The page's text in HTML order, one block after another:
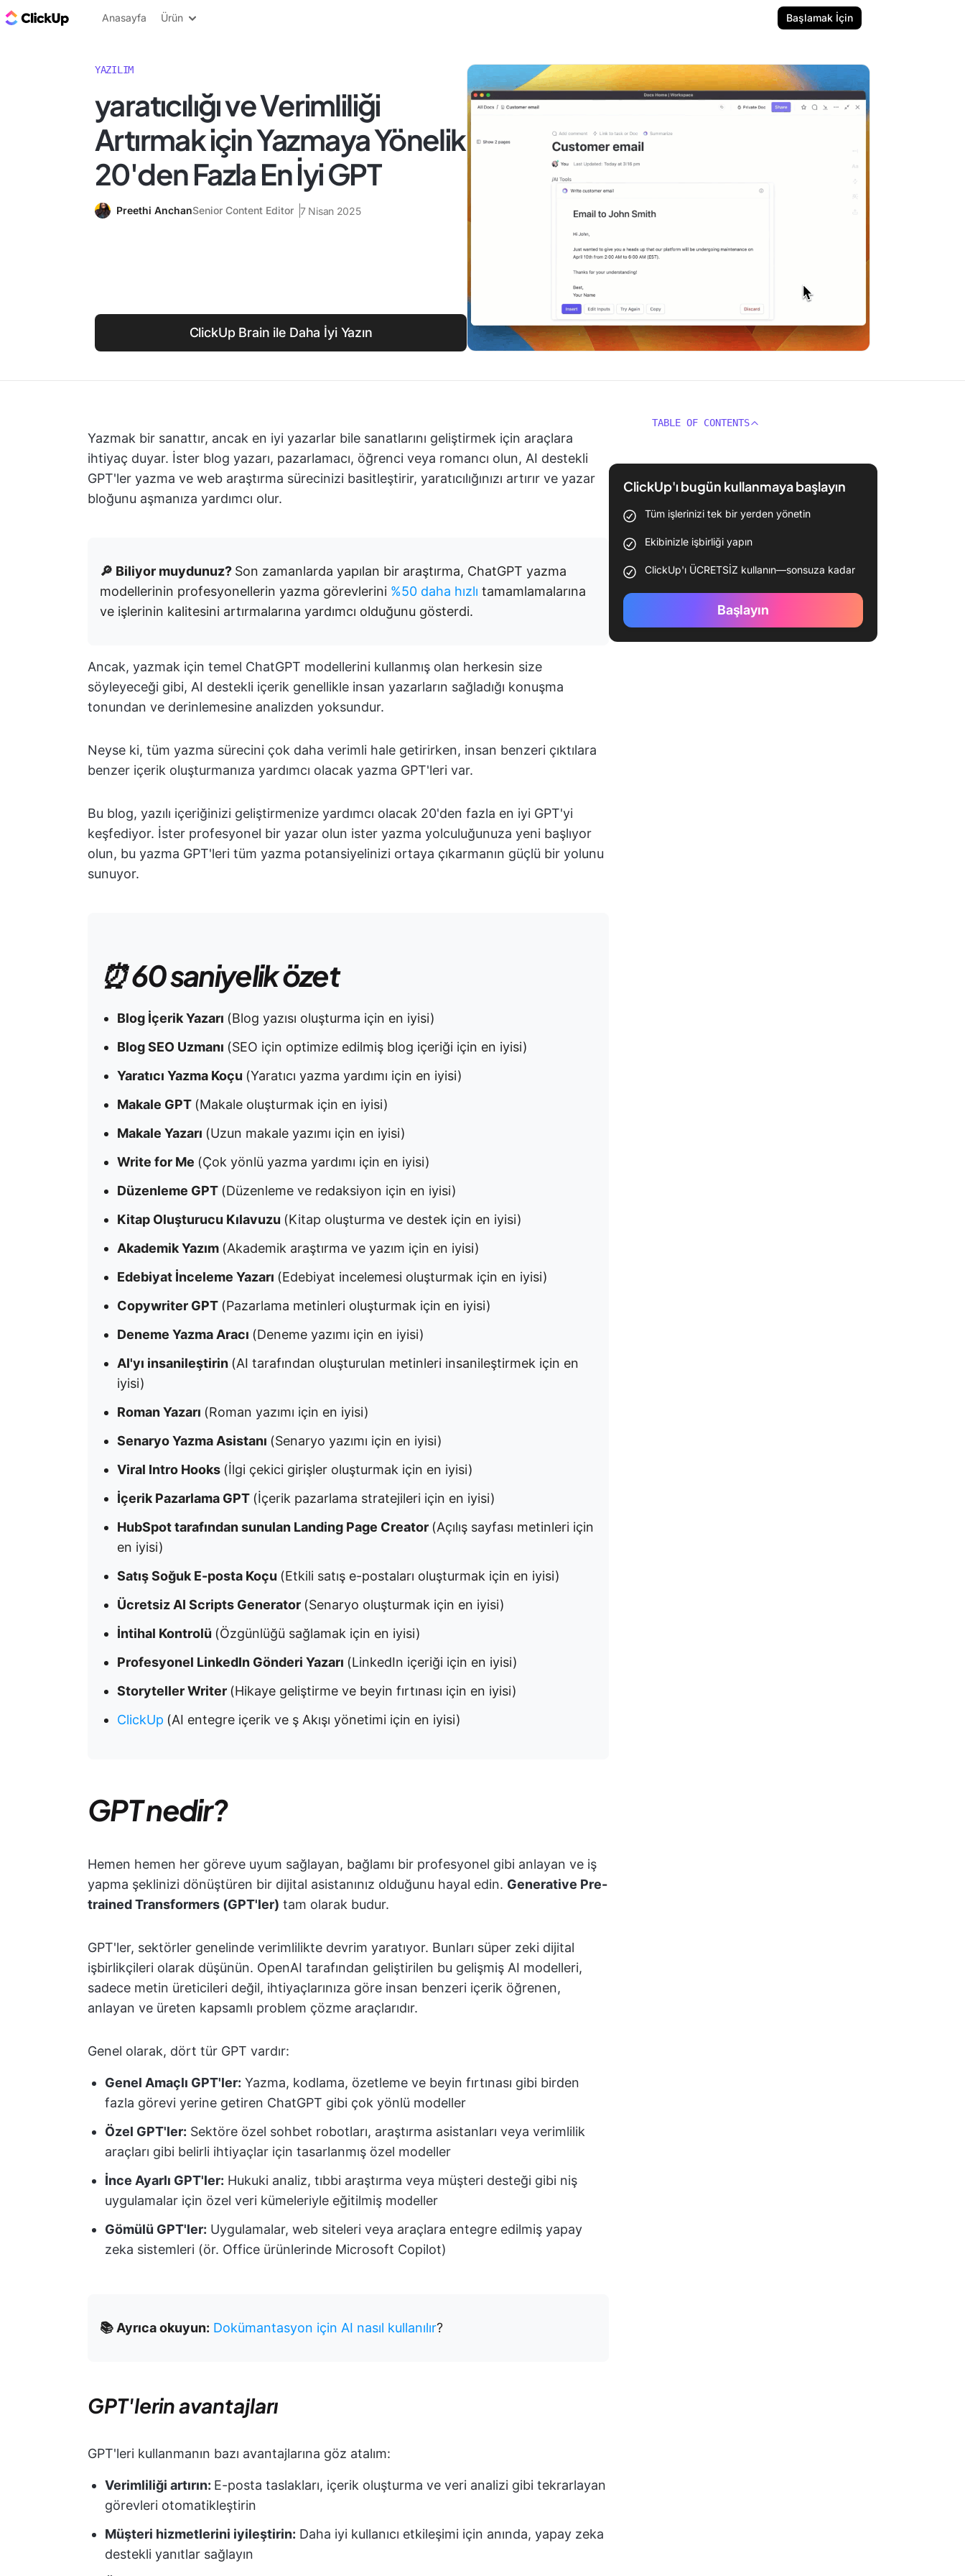
ClickUp Blog
Anasayfa Ürün Başlamak İçin
YAZILIM
yaratıcılığı ve Verimliliği
Artırmak için Yazmaya Yönelik
20'den Fazla En İyi GPT
Preethi AnchanSenior Content Editor 7 Nisan 2025
ClickUp Brain ile Daha İyi Yazın
Yazmak bir sanattır, ancak en iyi yazarlar bile sanatlarını geliştirmek için araçlara
ihtiyaç duyar. İster blog yazarı, pazarlamacı, öğrenci veya romancı olun, AI destekli
GPT'ler yazma ve web araştırma sürecinizi basitleştirir, yaratıcılığınızı artırır ve yazar
bloğunu aşmanıza yardımcı olur.
🔎 Biliyor muydunuz? Son zamanlarda yapılan bir araştırma, ChatGPT yazma
modellerinin profesyonellerin yazma görevlerini %50 daha hızlı tamamlamalarına
ve işlerinin kalitesini artırmalarına yardımcı olduğunu gösterdi.
Ancak, yazmak için temel ChatGPT modellerini kullanmış olan herkesin size
söyleyeceği gibi, AI destekli içerik genellikle insan yazarların sağladığı konuşma
tonundan ve derinlemesine analizden yoksundur.
Neyse ki, tüm yazma sürecini çok daha verimli hale getirirken, insan benzeri çıktılara
benzer içerik oluşturmanıza yardımcı olacak yazma GPT'leri var.
Bu blog, yazılı içeriğinizi geliştirmenize yardımcı olacak 20'den fazla en iyi GPT'yi
keşfediyor. İster profesyonel bir yazar olun ister yazma yolculuğunuza yeni başlıyor
olun, bu yazma GPT'leri tüm yazma potansiyelinizi ortaya çıkarmanın güçlü bir yolunu
sunuyor.
⏰ 60 saniyelik özet
Blog İçerik Yazarı (Blog yazısı oluşturma için en iyisi)
Blog SEO Uzmanı (SEO için optimize edilmiş blog içeriği için en iyisi)
Yaratıcı Yazma Koçu (Yaratıcı yazma yardımı için en iyisi)
Makale GPT (Makale oluşturmak için en iyisi)
Makale Yazarı (Uzun makale yazımı için en iyisi)
Write for Me (Çok yönlü yazma yardımı için en iyisi)
Düzenleme GPT (Düzenleme ve redaksiyon için en iyisi)
Kitap Oluşturucu Kılavuzu (Kitap oluşturma ve destek için en iyisi)
Akademik Yazım (Akademik araştırma ve yazım için en iyisi)
Edebiyat İnceleme Yazarı (Edebiyat incelemesi oluşturmak için en iyisi)
Copywriter GPT (Pazarlama metinleri oluşturmak için en iyisi)
Deneme Yazma Aracı (Deneme yazımı için en iyisi)
AI'yı insanileştirin (AI tarafından oluşturulan metinleri insanileştirmek için en
iyisi)
Roman Yazarı (Roman yazımı için en iyisi)
Senaryo Yazma Asistanı (Senaryo yazımı için en iyisi)
Viral Intro Hooks (İlgi çekici girişler oluşturmak için en iyisi)
İçerik Pazarlama GPT (İçerik pazarlama stratejileri için en iyisi)
HubSpot tarafından sunulan Landing Page Creator (Açılış sayfası metinleri için
en iyisi)
Satış Soğuk E-posta Koçu (Etkili satış e-postaları oluşturmak için en iyisi)
Ücretsiz AI Scripts Generator (Senaryo oluşturmak için en iyisi)
İntihal Kontrolü (Özgünlüğü sağlamak için en iyisi)
Profesyonel LinkedIn Gönderi Yazarı (LinkedIn içeriği için en iyisi)
Storyteller Writer (Hikaye geliştirme ve beyin fırtınası için en iyisi)
ClickUp (AI entegre içerik ve ş Akışı yönetimi için en iyisi)
GPT nedir?
Hemen hemen her göreve uyum sağlayan, bağlamı bir profesyonel gibi anlayan ve iş
yapma şeklinizi dönüştüren bir dijital asistanınız olduğunu hayal edin. Generative Pre-
trained Transformers (GPT'ler) tam olarak budur.
GPT'ler, sektörler genelinde verimlilikte devrim yaratıyor. Bunları süper zeki dijital
işbirlikçileri olarak düşünün. OpenAI tarafından geliştirilen bu gelişmiş AI modelleri,
sadece metin üreticileri değil, ihtiyaçlarınıza göre insan benzeri içerik öğrenen,
anlayan ve üreten kapsamlı problem çözme araçlarıdır.
Genel olarak, dört tür GPT vardır:
Genel Amaçlı GPT'ler: Yazma, kodlama, özetleme ve beyin fırtınası gibi birden
fazla görevi yerine getiren ChatGPT gibi çok yönlü modeller
Özel GPT'ler: Sektöre özel sohbet robotları, araştırma asistanları veya verimlilik
araçları gibi belirli ihtiyaçlar için tasarlanmış özel modeller
İnce Ayarlı GPT'ler: Hukuki analiz, tıbbi araştırma veya müşteri desteği gibi niş
uygulamalar için özel veri kümeleriyle eğitilmiş modeller
Gömülü GPT'ler: Uygulamalar, web siteleri veya araçlara entegre edilmiş yapay
zeka sistemleri (ör. Office ürünlerinde Microsoft Copilot)
📚 Ayrıca okuyun: Dokümantasyon için AI nasıl kullanılır?
GPT'lerin avantajları
GPT'leri kullanmanın bazı avantajlarına göz atalım:
Verimliliği artırın: E-posta taslakları, içerik oluşturma ve veri analizi gibi tekrarlayan
görevleri otomatikleştirin
Müşteri hizmetlerini iyileştirin: Daha iyi kullanıcı etkileşimi için anında, yapay zeka
destekli yanıtlar sağlayın
TABLE OF CONTENTS
ClickUp'ı bugün kullanmaya başlayın
Tüm işlerinizi tek bir yerden yönetin
Ekibinizle işbirliği yapın
ClickUp'ı ÜCRETSİZ kullanın—sonsuza kadar
Başlayın